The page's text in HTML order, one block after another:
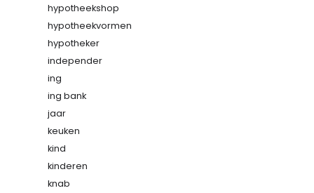
hypotheekshop
hypotheekvormen
hypotheker
independer
ing
ing bank
jaar
keuken
kind
kinderen
knab